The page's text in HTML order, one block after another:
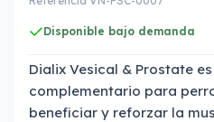
Disponible bajo demanda
Dialix Vesical & Prostate
complementario para
beneficiar y reforzar la